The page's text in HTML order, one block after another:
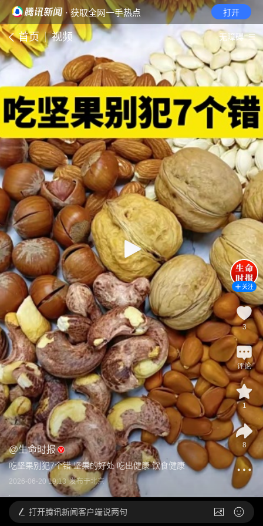
· 获取全网一手热点 打开
首页 视频 无障碍
@生命时报
吃坚果别犯7个错 坚果的好处 吃出健康 饮食健康
2026-06-20 19:13 发布于北京
关注
3
评论
1
8
打开腾讯新闻客户端说两句